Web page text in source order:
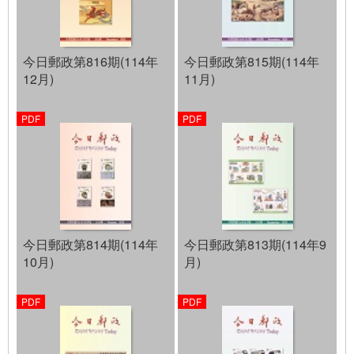
今日郵政第816期(114年
12月)
今日郵政第815期(114年
11月)
今日郵政第814期(114年
10月)
今日郵政第813期(114年9
月)